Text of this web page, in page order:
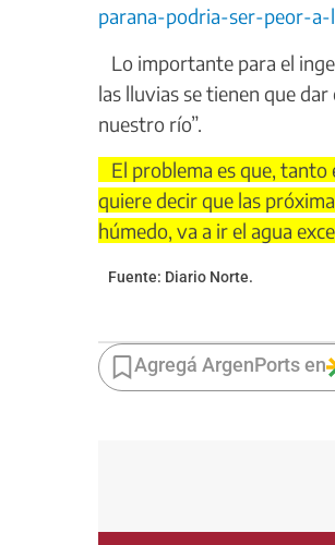
parana-podria-ser-peor-
Lo importante para el
las lluvias se tienen que
nuestro río”.
El problema es que, tanto
quiere decir que las
húmedo, va a ir el agua
Fuente: Diario Norte.
Agregá ArgenPorts en